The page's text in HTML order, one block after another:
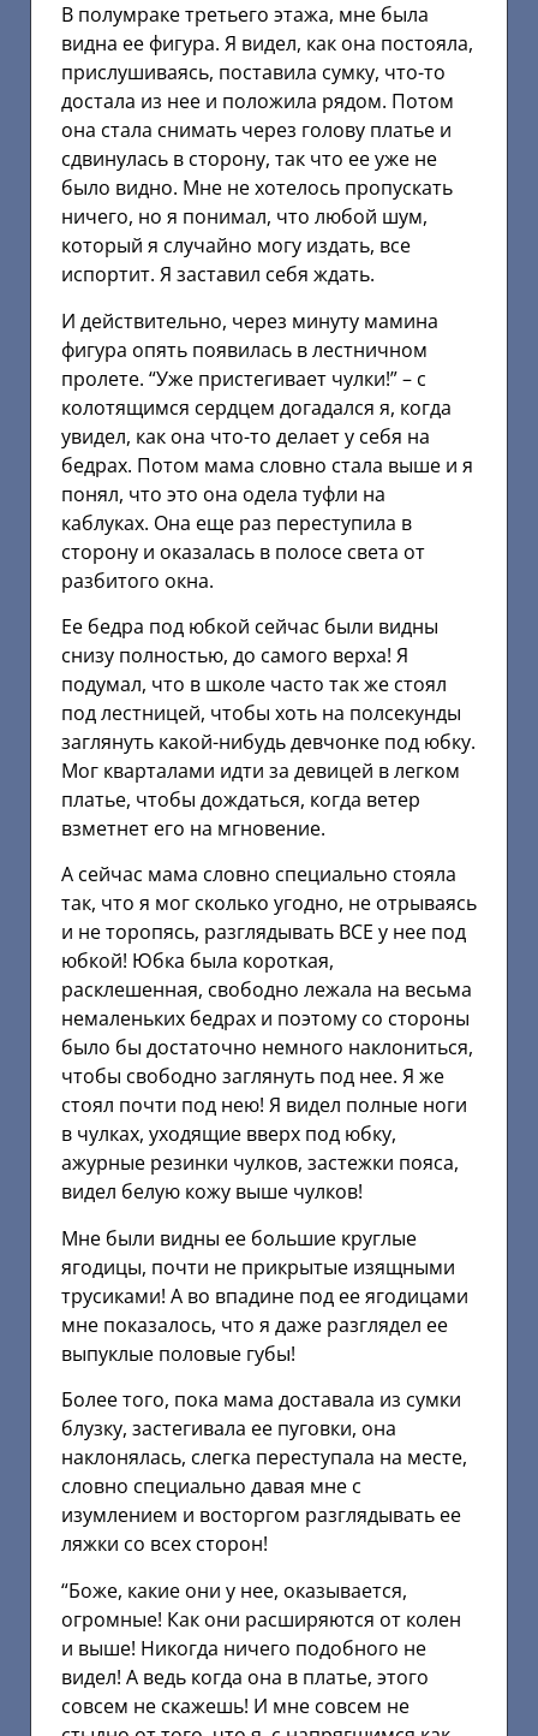
В полумраке третьего этажа, мне была
видна ее фигура. Я видел, как она постояла,
прислушиваясь, поставила сумку, что-то
достала из нее и положила рядом. Потом
она стала снимать через голову платье и
сдвинулась в сторону, так что ее уже не
было видно. Мне не хотелось пропускать
ничего, но я понимал, что любой шум,
который я случайно могу издать, все
испортит. Я заставил себя ждать.
И действительно, через минуту мамина
фигура опять появилась в лестничном
пролете. “Уже пристегивает чулки!” – с
колотящимся сердцем догадался я, когда
увидел, как она что-то делает у себя на
бедрах. Потом мама словно стала выше и я
понял, что это она одела туфли на
каблуках. Она еще раз переступила в
сторону и оказалась в полосе света от
разбитого окна.
Ее бедра под юбкой сейчас были видны
снизу полностью, до самого верха! Я
подумал, что в школе часто так же стоял
под лестницей, чтобы хоть на полсекунды
заглянуть какой-нибудь девчонке под юбку.
Мог кварталами идти за девицей в легком
платье, чтобы дождаться, когда ветер
взметнет его на мгновение.
А сейчас мама словно специально стояла
так, что я мог сколько угодно, не отрываясь
и не торопясь, разглядывать ВСЕ у нее под
юбкой! Юбка была короткая,
расклешенная, свободно лежала на весьма
немаленьких бедрах и поэтому со стороны
было бы достаточно немного наклониться,
чтобы свободно заглянуть под нее. Я же
стоял почти под нею! Я видел полные ноги
в чулках, уходящие вверх под юбку,
ажурные резинки чулков, застежки пояса,
видел белую кожу выше чулков!
Мне были видны ее большие круглые
ягодицы, почти не прикрытые изящными
трусиками! А во впадине под ее ягодицами
мне показалось, что я даже разглядел ее
выпуклые половые губы!
Более того, пока мама доставала из сумки
блузку, застегивала ее пуговки, она
наклонялась, слегка переступала на месте,
словно специально давая мне с
изумлением и восторгом разглядывать ее
ляжки со всех сторон!
“Боже, какие они у нее, оказывается,
огромные! Как они расширяются от колен
и выше! Никогда ничего подобного не
видел! А ведь когда она в платье, этого
совсем не скажешь! И мне совсем не